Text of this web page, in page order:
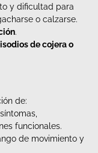
y dificultad para
o calzarse.
.
de cojera o
de:
funcionales.
de movimiento y